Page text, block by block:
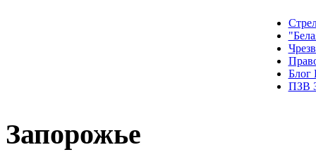
Блог
ПЗВ
Запорожье